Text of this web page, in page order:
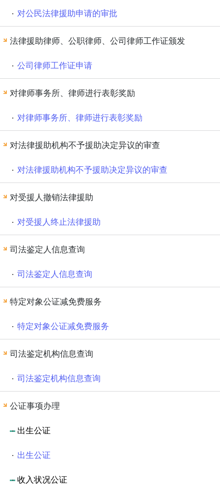
对公民法律援助申请的审批
法律援助律师、公职律师、公司律师工作证颁发
公司律师工作证申请
对律师事务所、律师进行表彰奖励
对律师事务所、律师进行表彰奖励
对法律援助机构不予援助决定异议的审查
对法律援助机构不予援助决定异议的审查
对受援人撤销法律援助
对受援人终止法律援助
司法鉴定人信息查询
司法鉴定人信息查询
特定对象公证减免费服务
特定对象公证减免费服务
司法鉴定机构信息查询
司法鉴定机构信息查询
公证事项办理
出生公证
出生公证
收入状况公证